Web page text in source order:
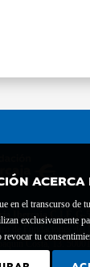
en el transcurso de
exclusivamente
tu
Ibercaja C.I.F. G-
de Fundaciones
Costa, 13. 50001